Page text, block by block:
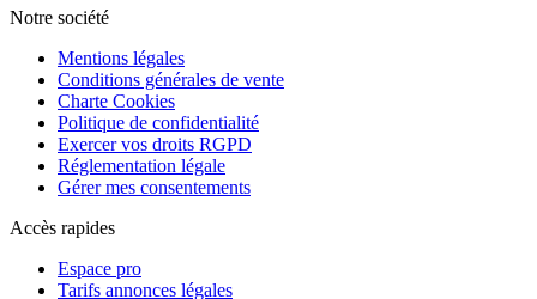
Notre société
Mentions légales
Conditions générales de vente
Charte Cookies
Politique de confidentialité
Exercer vos droits RGPD
Réglementation légale
Gérer mes consentements
Accès rapides
Espace pro
Tarifs annonces légales